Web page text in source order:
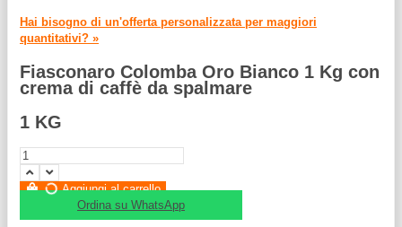
Hai bisogno di un'offerta personalizzata per maggiori
quantitativi? »
Fiasconaro Colomba Oro Bianco 1 Kg con
crema di caffè da spalmare
1 KG
Aggiungi al carrello
Ordina su WhatsApp